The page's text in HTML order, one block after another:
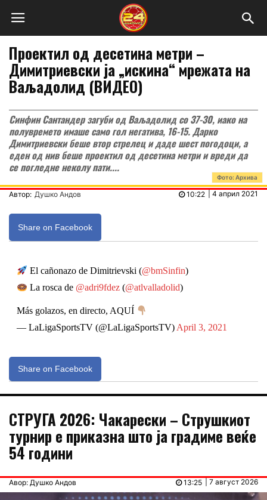
Проектил од десетина метри –
Димитриевски ја „искина“ мрежата на
Ваљадолид (ВИДЕО)
Синфин Сантандер загуби од Ваљадолид со 37-30, иако на
полувремето имаше само гол негатива, 16-15. Дарко
Димитриевски беше втор стрелец и даде шест погодоци, а
еден од нив беше проектил од десетина метри и вреди да
се погледне неколу пати....
Автор: Душко Андов 4 април 2021
10:22
Фото: Aрхива
Share on Facebook
El cañonazo de Dimitrievski (@bmSinfin)
La rosca de @adri9fdez(@atlvalladolid)
Más golazos, en directo, AQUÍ
— LaLigaSportsTV (@LaLigaSportsTV) April 3, 2021
Share on Facebook
СТРУГА 2026: Чакарески – Струшкиот
турнир е приказна што ја градиме веќе
54 години
Авор: Душко Андов | 7 август 2026
13:25